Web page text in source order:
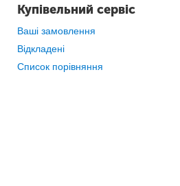
Купівельний сервіс
Ваші замовлення
Відкладені
Список порівняння